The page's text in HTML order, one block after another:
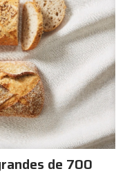
de 700